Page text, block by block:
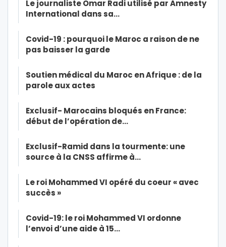
Le journaliste Omar Radi utilisé par Amnesty
International dans sa…
Covid-19 : pourquoi le Maroc a raison de ne
pas baisser la garde
Soutien médical du Maroc en Afrique : de la
parole aux actes
Exclusif- Marocains bloqués en France:
début de l’opération de…
Exclusif-Ramid dans la tourmente: une
source à la CNSS affirme à…
Le roi Mohammed VI opéré du coeur « avec
succès »
Covid-19: le roi Mohammed VI ordonne
l’envoi d’une aide à 15…